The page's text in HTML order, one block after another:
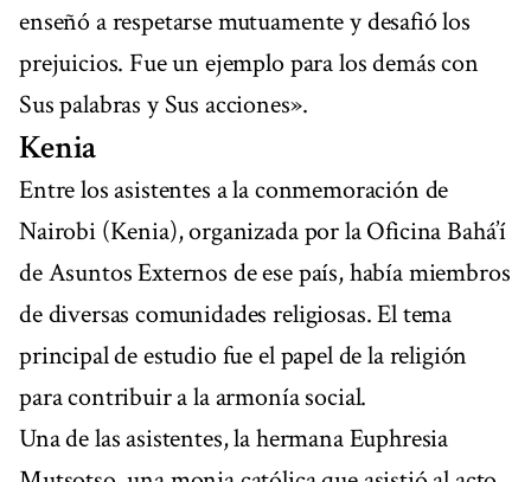
enseñó a respetarse mutuamente y desafió los
prejuicios. Fue un ejemplo para los demás con
Sus palabras y Sus acciones».
Kenia
Entre los asistentes a la conmemoración de
Nairobi (Kenia), organizada por la Oficina Bahá’í
de Asuntos Externos de ese país, había miembros
de diversas comunidades religiosas. El tema
principal de estudio fue el papel de la religión
para contribuir a la armonía social.
Una de las asistentes, la hermana Euphresia